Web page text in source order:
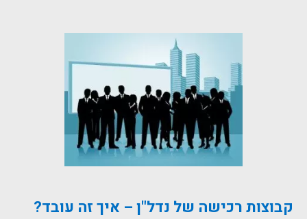
קבוצות רכישה של נדל"ן – איך זה עובד?